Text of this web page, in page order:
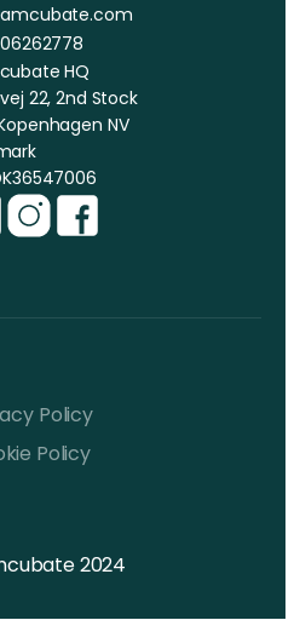
HQ
22, 2nd Stock
NV
2024
Policy
Policy